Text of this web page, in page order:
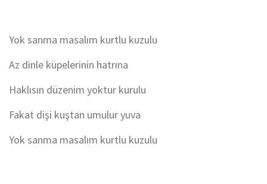
Yok sanma masalım kurtlu kuzulu
Az dinle küpelerinin hatrına
Haklısın düzenim yoktur kurulu
Fakat dişi kuştan umulur yuva
Yok sanma masalım kurtlu kuzulu